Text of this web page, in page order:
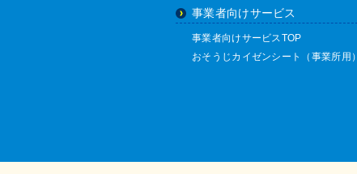
事業者向けサービス
事業者向けサービスTOP
おそうじカイゼンシート（事業所用）